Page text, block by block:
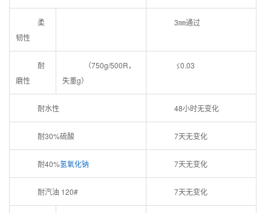
柔
韧性
3㎜通过
耐
磨性
（750g/500R，
失重g）
≤0.03
耐水性 48小时无变化
耐30%硫酸 7天无变化
耐40%氢氧化钠 7天无变化
耐汽油 120# 7天无变化